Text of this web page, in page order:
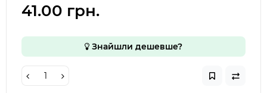
41.00 грн.
Знайшли дешевше?